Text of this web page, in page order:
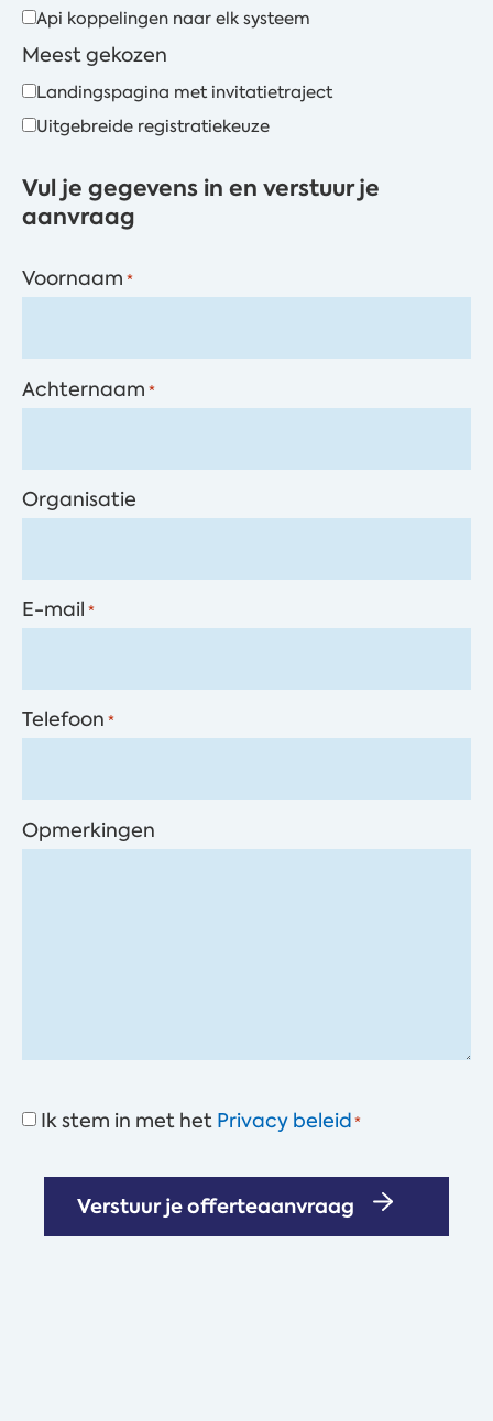
Api koppelingen naar elk systeem
Meest gekozen
Landingspagina met invitatietraject
Uitgebreide registratiekeuze
Vul je gegevens in en verstuur je
aanvraag
Voornaam *
Achternaam *
Organisatie
E-mail *
Telefoon *
Opmerkingen
Consent
Ik stem in met het Privacy beleid*
Verstuur je offerteaanvraag